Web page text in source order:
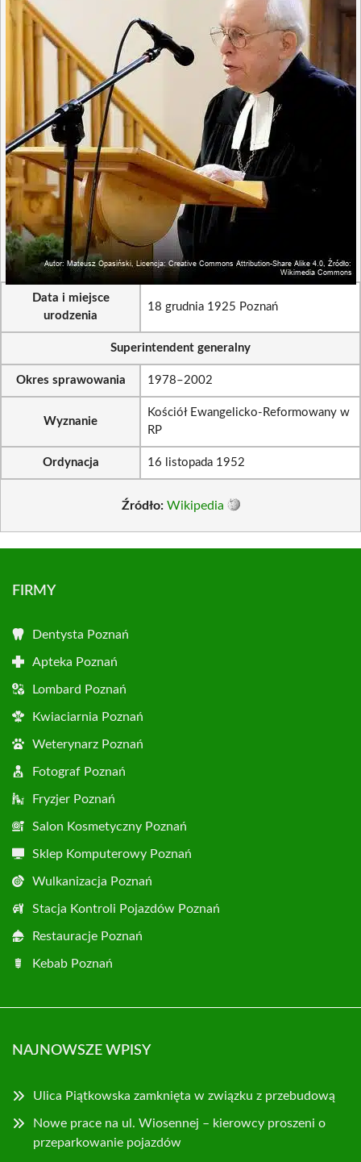
Data i miejsce
urodzenia
18 grudnia 1925 Poznań
Superintendent generalny
Okres sprawowania 1978–2002
Wyznanie
Kościół Ewangelicko-Reformowany w
RP
Ordynacja 16 listopada 1952
Źródło: Wikipedia
FIRMY
Dentysta Poznań
Apteka Poznań
Lombard Poznań
Kwiaciarnia Poznań
Weterynarz Poznań
Fotograf Poznań
Fryzjer Poznań
Salon Kosmetyczny Poznań
Sklep Komputerowy Poznań
Wulkanizacja Poznań
Stacja Kontroli Pojazdów Poznań
Restauracje Poznań
Kebab Poznań
NAJNOWSZE WPISY
Ulica Piątkowska zamknięta w związku z przebudową
Nowe prace na ul. Wiosennej – kierowcy proszeni o
przeparkowanie pojazdów